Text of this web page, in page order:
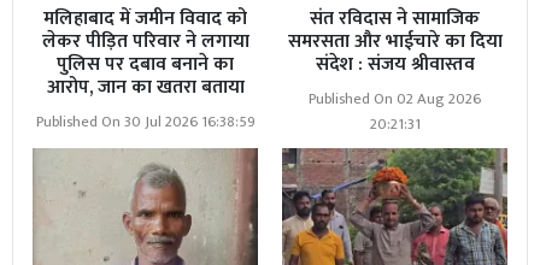
मलिहाबाद में जमीन विवाद को
लेकर पीड़ित परिवार ने लगाया
पुलिस पर दबाव बनाने का
आरोप, जान का खतरा बताया
Published On 30 Jul 2026 16:38:59
संत रविदास ने सामाजिक
समरसता और भाईचारे का दिया
संदेश : संजय श्रीवास्तव
Published On 02 Aug 2026
20:21:31